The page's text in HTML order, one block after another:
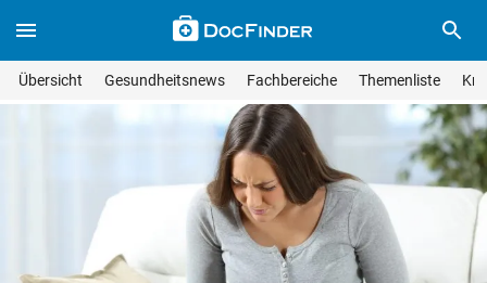
Übersicht Gesundheitsnews Fachbereiche Themenliste
Geben Sie Ihren Suchbegriff ein und drücken Sie die
Suche